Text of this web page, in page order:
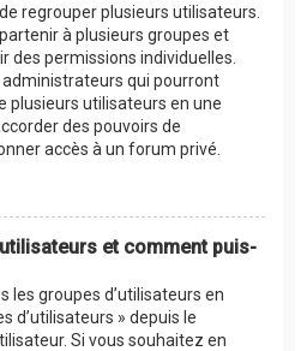
regrouper plusieurs utilisateurs.
à plusieurs groupes et
des permissions individuelles.
qui pourront
plusieurs utilisateurs en une
des pouvoirs de
accès à un forum privé.
et comment puis-
les groupes d’utilisateurs en
d’utilisateurs » depuis le
Si vous souhaitez en